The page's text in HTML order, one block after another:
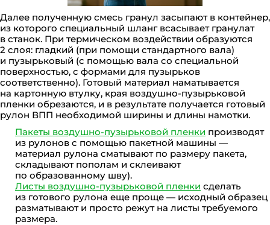
Далее полученную смесь гранул засыпают в контейнер,
из которого специальный шланг всасывает гранулат
в станок. При термическом воздействии образуются
2 слоя: гладкий (при помощи стандартного вала)
и пузырьковый (с помощью вала со специальной
поверхностью, с формами для пузырьков
соответственно). Готовый материал наматывается
на картонную втулку, края воздушно-пузырьковой
пленки обрезаются, и в результате получается готовый
рулон ВПП необходимой ширины и длины намотки.
Пакеты воздушно-пузырьковой пленки производят
из рулонов с помощью пакетной машины —
материал рулона сматывают по размеру пакета,
складывают пополам и склеивают
по образованному шву).
Листы воздушно-пузырьковой пленки сделать
из готового рулона еще проще — исходный образец
разматывают и просто режут на листы требуемого
размера.